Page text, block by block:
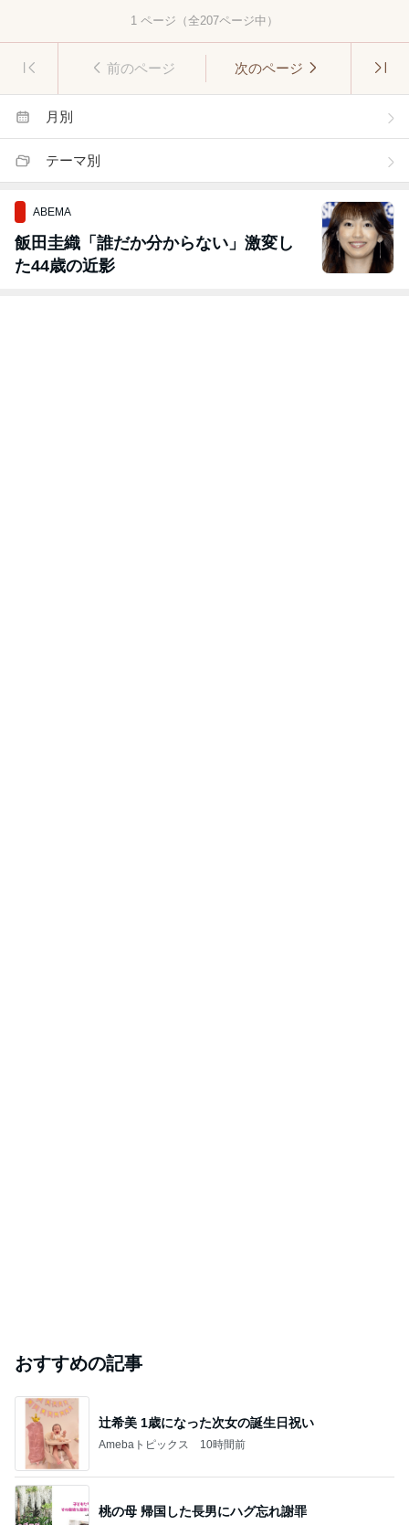
1 ページ（全207ページ中）
前のページ 次のページ
月別
テーマ別
ABEMA
飯田圭織「誰だか分からない」激変し
た44歳の近影
おすすめの記事
辻希美 1歳になった次女の誕生日祝い
Amebaトピックス 10時間前
桃の母 帰国した長男にハグ忘れ謝罪